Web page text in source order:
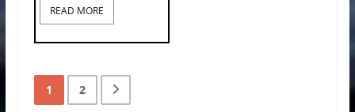
READ MORE
1 2